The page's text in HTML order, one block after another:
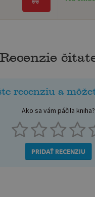
Recenzie
recenziu a
Ako sa vám páčila kniha?
PRIDAŤ RECENZIU